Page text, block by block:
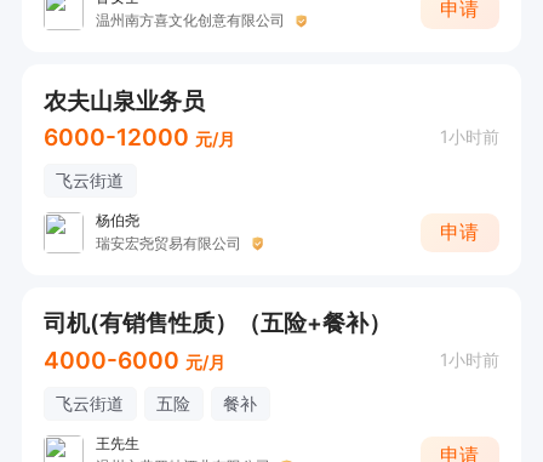
温州南方喜文化创意有限公司
申请
农夫山泉业务员
6000-12000 元/月 1小时前
飞云街道
杨伯尧
瑞安宏尧贸易有限公司
申请
司机(有销售性质）（五险+餐补）
4000-6000 元/月 1小时前
飞云街道 五险 餐补
王先生
申请